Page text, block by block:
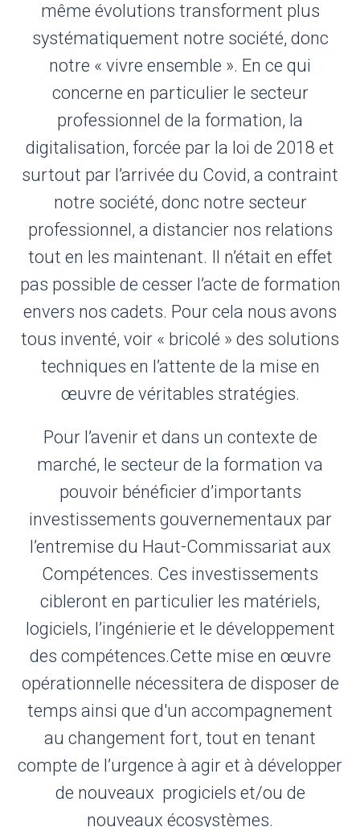
même évolutions transforment plus
systématiquement notre société, donc
notre « vivre ensemble ». En ce qui
concerne en particulier le secteur
professionnel de la formation, la
digitalisation, forcée par la loi de 2018 et
surtout par l’arrivée du Covid, a contraint
notre société, donc notre secteur
professionnel, a distancier nos relations
tout en les maintenant. Il n’était en effet
pas possible de cesser l’acte de formation
envers nos cadets. Pour cela nous avons
tous inventé, voir « bricolé » des solutions
techniques en l’attente de la mise en
œuvre de véritables stratégies.
Pour l’avenir et dans un contexte de
marché, le secteur de la formation va
pouvoir bénéficier d’importants
investissements gouvernementaux par
l’entremise du Haut-Commissariat aux
Compétences. Ces investissements
cibleront en particulier les matériels,
logiciels, l’ingénierie et le développement
des compétences.Cette mise en œuvre
opérationnelle nécessitera de disposer de
temps ainsi que d'un accompagnement
au changement fort, tout en tenant
compte de l’urgence à agir et à développer
de nouveaux progiciels et/ou de
nouveaux écosystèmes.